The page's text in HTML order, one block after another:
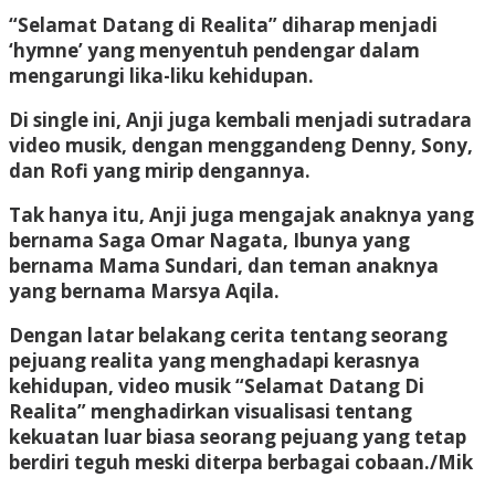
“Selamat Datang di Realita” diharap menjadi
‘hymne’ yang menyentuh pendengar dalam
mengarungi lika-liku kehidupan.
Di single ini, Anji juga kembali menjadi sutradara
video musik, dengan menggandeng Denny, Sony,
dan Rofi yang mirip dengannya.
Tak hanya itu, Anji juga mengajak anaknya yang
bernama Saga Omar Nagata, Ibunya yang
bernama Mama Sundari, dan teman anaknya
yang bernama Marsya Aqila.
Dengan latar belakang cerita tentang seorang
pejuang realita yang menghadapi kerasnya
kehidupan, video musik “Selamat Datang Di
Realita” menghadirkan visualisasi tentang
kekuatan luar biasa seorang pejuang yang tetap
berdiri teguh meski diterpa berbagai cobaan./Mik